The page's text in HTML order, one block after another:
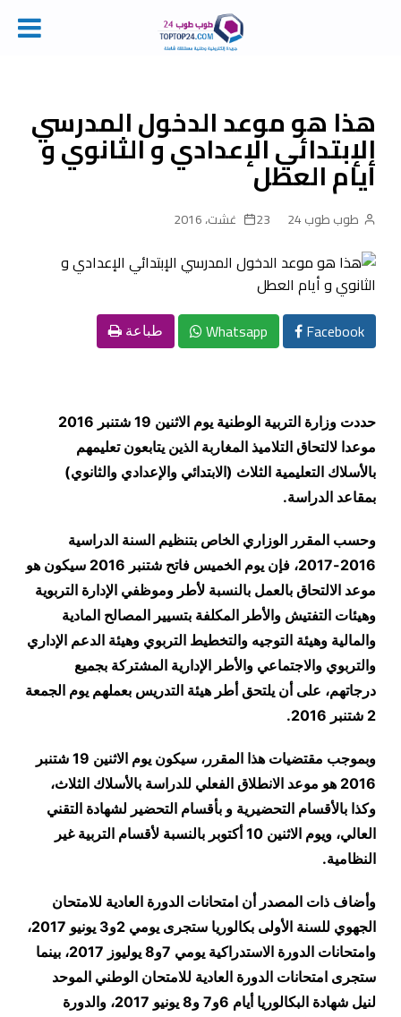
contentهذا هو موعد الدخول المدرسي
الإبتدائي الإعدادي و الثانوي و
أيام العطل
طوب طوب 24 23 غشت، 2016
Facebook
Whatsapp طباعة
حددت وزارة التربية الوطنية يوم الاثنين 19 شتنبر 2016
موعدا لالتحاق التلاميذ المغاربة الذين يتابعون تعليمهم
بالأسلاك التعليمية الثلاث (الابتدائي والإعدادي والثانوي)
بمقاعد الدراسة.
وحسب المقرر الوزاري الخاص بتنظيم السنة الدراسية
2016-2017، فإن يوم الخميس فاتح شتنبر 2016 سيكون هو
موعد الالتحاق بالعمل بالنسبة لأطر وموظفي الإدارة التربوية
وهيئات التفتيش والأطر المكلفة بتسيير المصالح المادية
والمالية وهيئة التوجيه والتخطيط التربوي وهيئة الدعم الإداري
والتربوي والاجتماعي والأطر الإدارية المشتركة بجميع
درجاتهم، على أن يلتحق أطر هيئة التدريس بعملهم يوم الجمعة
2 شتنبر 2016
.
وبموجب مقتضيات هذا المقرر، سيكون يوم الاثنين 19 شتنبر
2016 هو موعد الانطلاق الفعلي للدراسة بالأسلاك الثلاث،
وكذا بالأقسام التحضيرية و بأقسام التحضير لشهادة التقني
العالي، ويوم الاثنين 10 أكتوبر بالنسبة لأقسام التربية غير
النظامية.
وأضاف ذات المصدر أن امتحانات الدورة العادية للامتحان
الجهوي للسنة الأولى بكالوريا ستجرى يومي 2و3 يونيو 2017،
وامتحانات الدورة الاستدراكية يومي 7و8 يوليوز 2017، بينما
ستجرى امتحانات الدورة العادية للامتحان الوطني الموحد
لنيل شهادة البكالوريا أيام 6و7 و8 يونيو 2017، والدورة